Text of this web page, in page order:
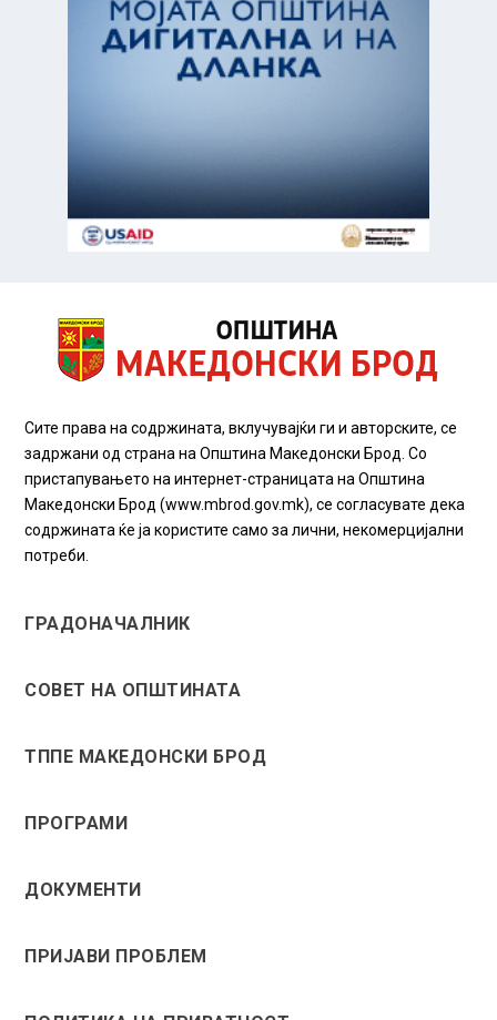
Сите права на содржината, вклучувајќи ги и авторските, се
задржани од страна на Општина Македонски Брод. Со
пристапувањето на интернет-страницата на Општина
Македонски Брод (www.mbrod.gov.mk), се согласувате дека
содржината ќе ја користите само за лични, некомерцијални
потреби.
ГРАДОНАЧАЛНИК
СОВЕТ НА ОПШТИНАТА
ТППЕ МАКЕДОНСКИ БРОД
ПРОГРАМИ
ДОКУМЕНТИ
ПРИЈАВИ ПРОБЛЕМ